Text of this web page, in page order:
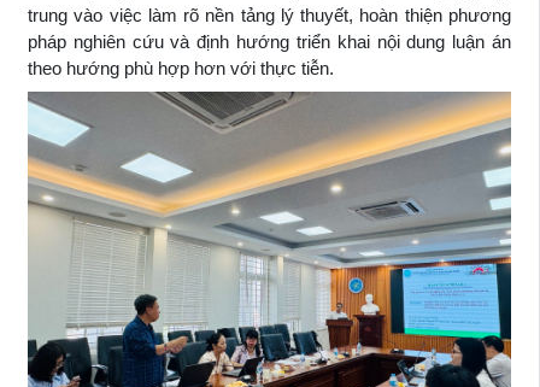
trung vào việc làm rõ nền tảng lý thuyết, hoàn thiện phương
pháp nghiên cứu và định hướng triển khai nội dung luận án
theo hướng phù hợp hơn với thực tiễn.